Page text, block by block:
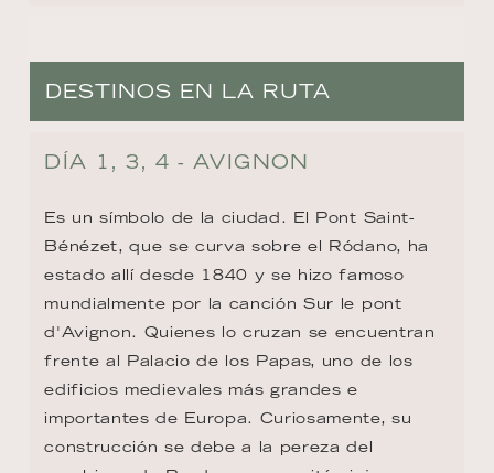
DESTINOS EN LA RUTA
DÍA 1, 3, 4 - AVIGNON
Es un símbolo de la ciudad. El Pont Saint-
Bénézet, que se curva sobre el Ródano, ha
estado allí desde 1840 y se hizo famoso
mundialmente por la canción Sur le pont
d'Avignon. Quienes lo cruzan se encuentran
frente al Palacio de los Papas, uno de los
edificios medievales más grandes e
importantes de Europa. Curiosamente, su
construcción se debe a la pereza del